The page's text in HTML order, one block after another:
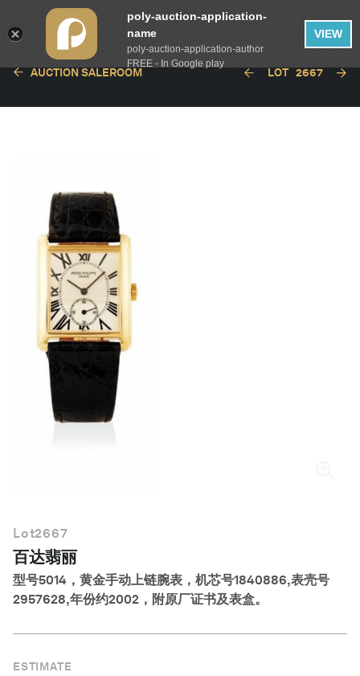
简体中文
AUCTION SALEROOM LOT 2667
Lot2667
百达翡丽
型号5014，黄金手动上链腕表，机芯号1840886,表壳号
2957628,年份约2002，附原厂证书及表盒。
ESTIMATE
poly-auction-application-
name
poly-auction-application-author
FREE - In Google play
VIEW